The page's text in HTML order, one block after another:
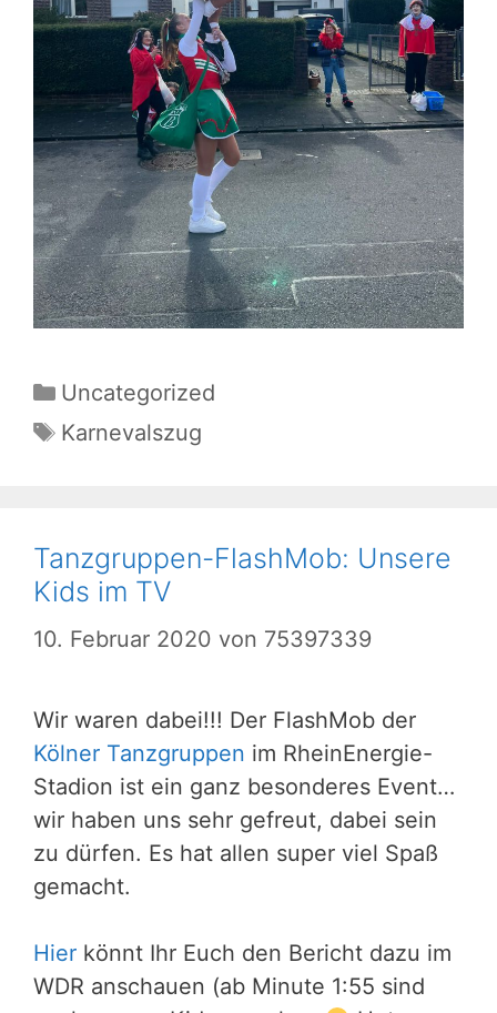
Kategorien
Uncategorized
Schlagwörter
Karnevalszug
Tanzgruppen-FlashMob: Unsere
Kids im TV
10. Februar 2020 von 75397339
Wir waren dabei!!! Der FlashMob der
Kölner Tanzgruppen im RheinEnergie-
Stadion ist ein ganz besonderes Event…
wir haben uns sehr gefreut, dabei sein
zu dürfen. Es hat allen super viel Spaß
gemacht.
Hier könnt Ihr Euch den Bericht dazu im
WDR anschauen (ab Minute 1:55 sind